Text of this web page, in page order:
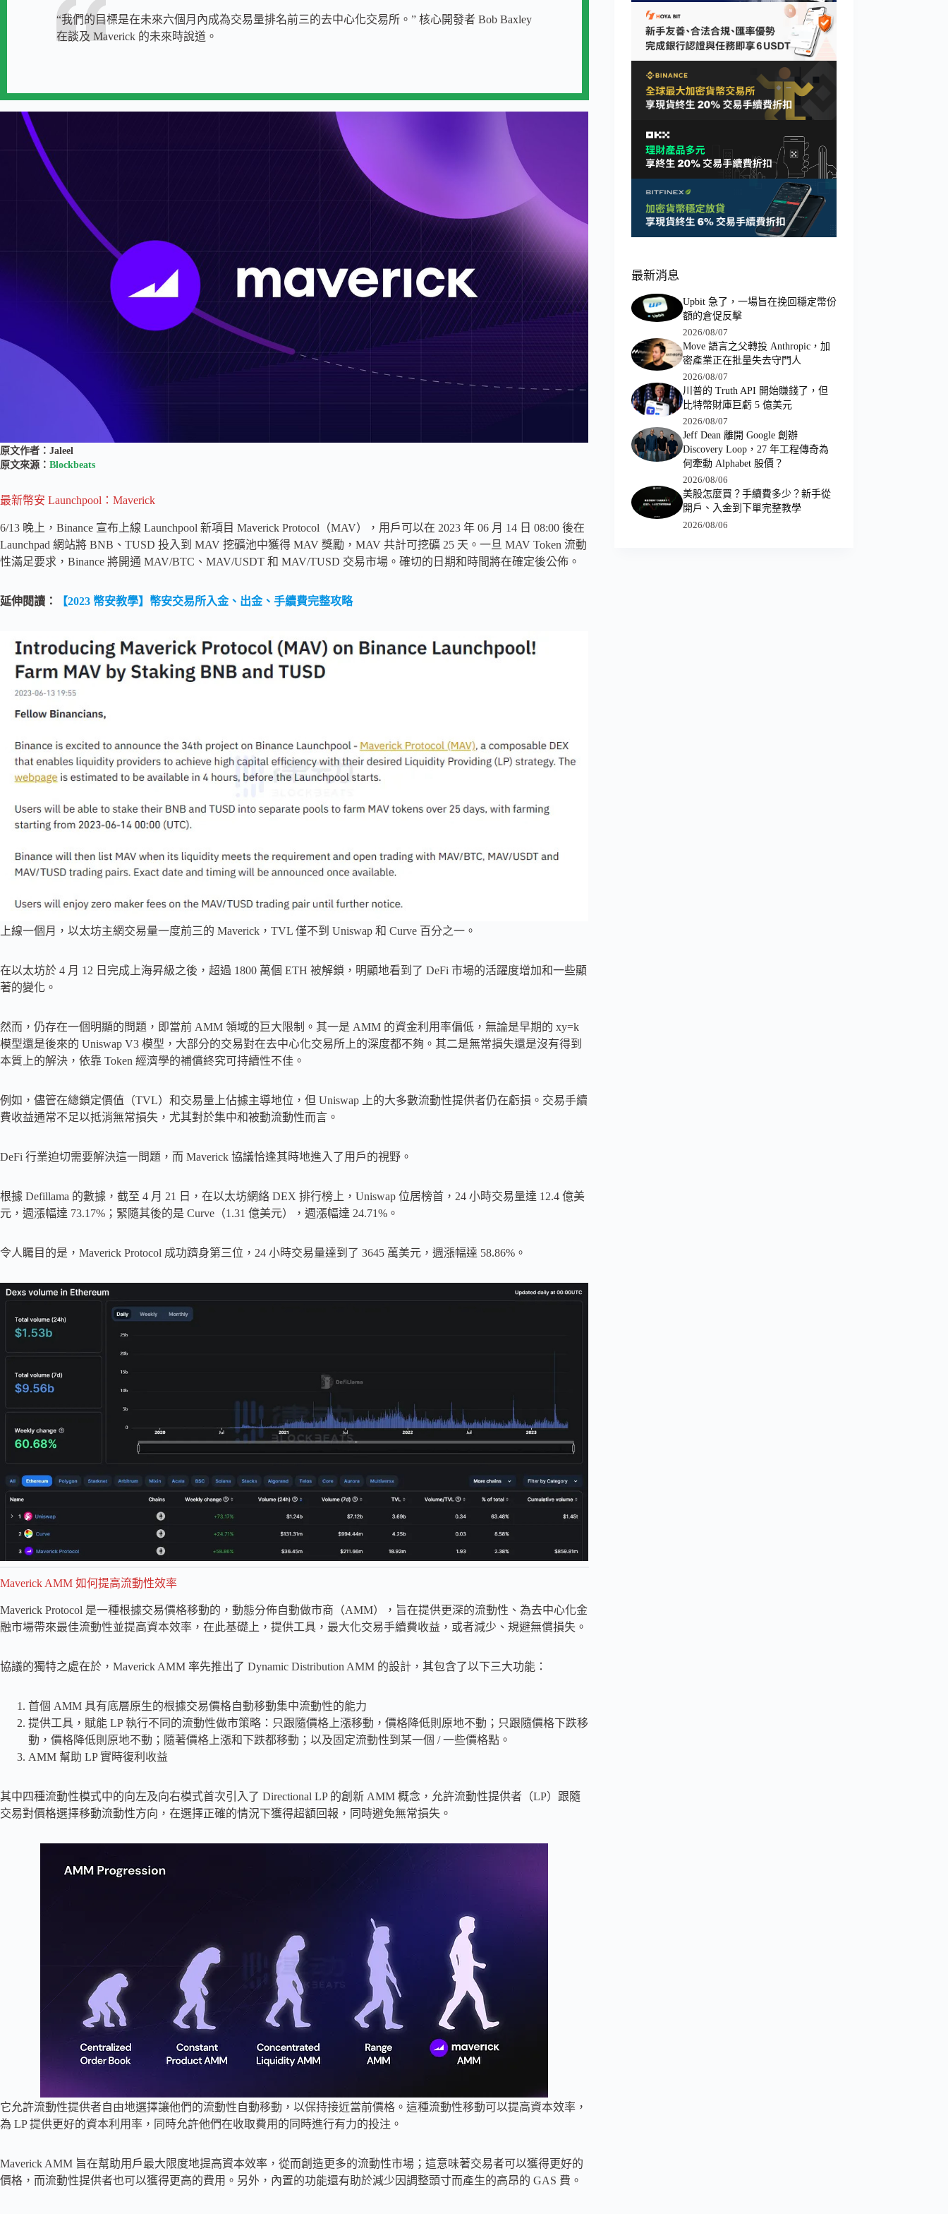
“我們的目標是在未來六個月內成為交易量排名前三的去中心化交易所。” 核心開發者 Bob Baxley
在談及 Maverick 的未來時說道。
原文作者：Jaleel
原文來源： Blockbeats
最新幣安 Launchpool：Maverick
6/13 晚上，Binance 宣布上線 Launchpool 新項目 Maverick Protocol（MAV），用戶可以在 2023 年 06 月 14 日 08:00 後在
Launchpad 網站將 BNB、TUSD 投入到 MAV 挖礦池中獲得 MAV 獎勵，MAV 共計可挖礦 25 天。一旦 MAV Token 流動
性滿足要求，Binance 將開通 MAV/BTC、MAV/USDT 和 MAV/TUSD 交易市場。確切的日期和時間將在確定後公佈。
延伸閱讀： 【2023 幣安教學】幣安交易所入金、出金、手續費完整攻略
上線一個月，以太坊主網交易量一度前三的 Maverick，TVL 僅不到 Uniswap 和 Curve 百分之一。
在以太坊於 4 月 12 日完成上海昇級之後，超過 1800 萬個 ETH 被解鎖，明顯地看到了 DeFi 市場的活躍度增加和一些顯
著的變化。
然而，仍存在一個明顯的問題，即當前 AMM 領域的巨大限制。其一是 AMM 的資金利用率偏低，無論是早期的 xy=k
模型還是後來的 Uniswap V3 模型，大部分的交易對在去中心化交易所上的深度都不夠。其二是無常損失還是沒有得到
本質上的解決，依靠 Token 經濟學的補償終究可持續性不佳。
例如，儘管在總鎖定價值（TVL）和交易量上佔據主導地位，但 Uniswap 上的大多數流動性提供者仍在虧損。交易手續
費收益通常不足以抵消無常損失，尤其對於集中和被動流動性而言。
DeFi 行業迫切需要解決這一問題，而 Maverick 協議恰逢其時地進入了用戶的視野。
根據 Defillama 的數據，截至 4 月 21 日，在以太坊網絡 DEX 排行榜上，Uniswap 位居榜首，24 小時交易量達 12.4 億美
元，週漲幅達 73.17%；緊隨其後的是 Curve（1.31 億美元），週漲幅達 24.71%。
令人矚目的是，Maverick Protocol 成功躋身第三位，24 小時交易量達到了 3645 萬美元，週漲幅達 58.86%。
Maverick AMM 如何提高流動性效率
Maverick Protocol 是一種根據交易價格移動的，動態分佈自動做市商（AMM），旨在提供更深的流動性、為去中心化金
融市場帶來最佳流動性並提高資本效率，在此基礎上，提供工具，最大化交易手續費收益，或者減少、規避無償損失。
協議的獨特之處在於，Maverick AMM 率先推出了 Dynamic Distribution AMM 的設計，其包含了以下三大功能：
首個 AMM 具有底層原生的根據交易價格自動移動集中流動性的能力
提供工具，賦能 LP 執行不同的流動性做市策略：只跟隨價格上漲移動，價格降低則原地不動；只跟隨價格下跌移
動，價格降低則原地不動；隨著價格上漲和下跌都移動；以及固定流動性到某一個 / 一些價格點。
AMM 幫助 LP 實時復利收益
其中四種流動性模式中的向左及向右模式首次引入了 Directional LP 的創新 AMM 概念，允許流動性提供者（LP）跟隨
交易對價格選擇移動流動性方向，在選擇正確的情況下獲得超額回報，同時避免無常損失。
它允許流動性提供者自由地選擇讓他們的流動性自動移動，以保持接近當前價格。這種流動性移動可以提高資本效率，
為 LP 提供更好的資本利用率，同時允許他們在收取費用的同時進行有力的投注。
Maverick AMM 旨在幫助用戶最大限度地提高資本效率，從而創造更多的流動性市場；這意味著交易者可以獲得更好的
價格，而流動性提供者也可以獲得更高的費用。另外，內置的功能還有助於減少因調整頭寸而產生的高昂的 GAS 費。
最新消息
Upbit 急了，一場旨在挽回穩定幣份
額的倉促反擊
2026/08/07
Move 語言之父轉投 Anthropic，加
密產業正在批量失去守門人
2026/08/07
川普的 Truth API 開始賺錢了，但
比特幣財庫巨虧 5 億美元
2026/08/07
Jeff Dean 離開 Google 創辦
Discovery Loop，27 年工程傳奇為
何牽動 Alphabet 股價？
2026/08/06
美股怎麼買？手續費多少？新手從
開戶、入金到下單完整教學
2026/08/06